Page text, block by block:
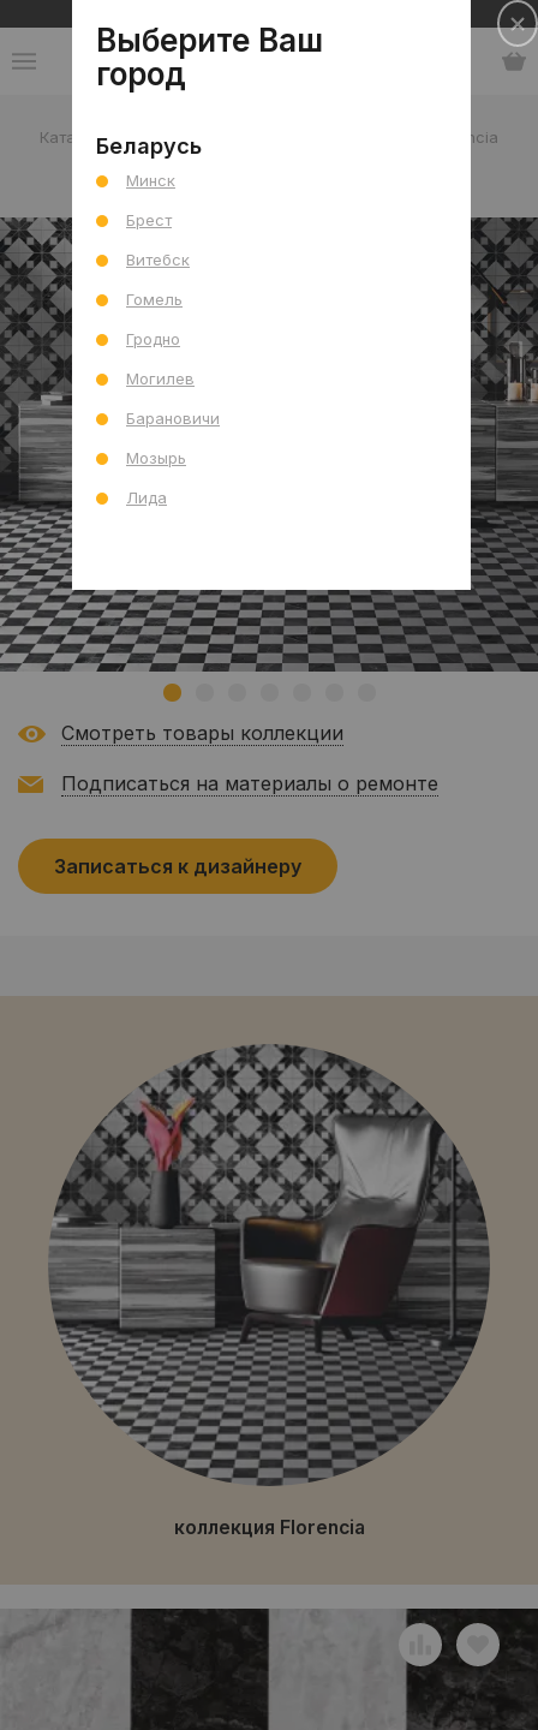
Каталог коллекция Florencia
коллекция Florencia
Смотреть товары коллекции
Подписаться на материалы о ремонте
Записаться к дизайнеру
коллекция Florencia
Выберите Ваш
город
Беларусь
Минск
Брест
Витебск
Гомель
Гродно
Могилев
Барановичи
Мозырь
Лида